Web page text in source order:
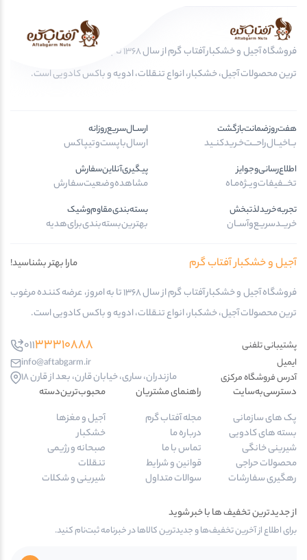
فروشگاه آجیل و خشکبار آفتاب گرم از سال 1368 تا به امروز، عرضه کننده مرغوب
ترین محصولات آجیل، خشکبار، انواع تنقلات، ادویه و باکس کادویی است.
هفت‌روز‌ضمانت‌بازگشت
بــا‌خیــال‌راحـــت‌خـرید‌کنــید
ارســال‌سریع‌روزانه
ارسال‌با‌پست‌و‌تیپاکس
اطلاع‌رسانی‌و‌جوایز
تخـــفیفات‌ویــژه‌مـاه
پیگیری‌آنلاین‌سفارش
مشاهده‌وضعیت‌سفارش
تجربه‌خرید‌لذتبخش
خریــد‌سریـع‌و‌آســان
بسته‌بندی‌مقاوم‌وشیک
بهترین‌بسته‌بندی‌برای‌هدیه
آجیل و خشکبار آفتاب گرم
مارا بهتر بشناسید!
فروشگاه آجیل و خشکبار آفتاب گرم از سال 1368 تا به امروز، عرضه کننده مرغوب
ترین محصولات آجیل، خشکبار، انواع تنقلات، ادویه و باکس کادویی است.
پشتیبانی تلفنی 01133310888
ایمیل
info@aftabgarm.ir
آدرس‌ فروشگاه مرکزی
مازندران، ساری، خیابان قارن، بعد از قارن 18
دسترسی‌به‌سایت
پک های سازمانی
بسته های کادویی
شیرینی خانگی
محصولات حراجی
رهگیری سفارشات
راهنمای مشتریان
مجله آفتاب گرم
درباره ما
تماس با ما
قوانین و شرایط
سوالات متداول
محبوب‌ترین‌دسته‌
آجیل و مغزها
خشکبار
صبحانه و رژیمی
تنقلات
شیرینی و شکلات
از جدیدترین تخفیف ها با خبر شوید
برای اطلاع از آخرین تخفیف‌ها و جدیدترین کالاها در خبرنامه ثبت‌نام کنید.